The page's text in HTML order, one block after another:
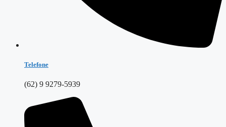
Telefone
(62) 9 9279-5939